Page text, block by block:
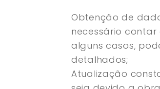
Obtenção de
necessário
alguns casos,
detalhados;
Atualização